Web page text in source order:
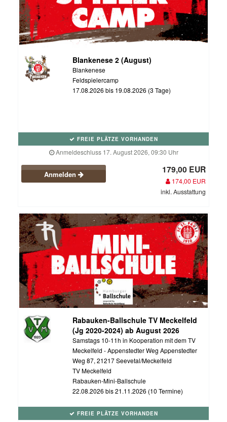
Blankenese 2 (August)
Blankenese
Feldspielercamp
17.08.2026 bis 19.08.2026 (3 Tage)
FREIE PLÄTZE VORHANDEN
Anmeldeschluss 17. August 2026, 09:30 Uhr
Anmelden 179,00 EUR
174,00 EUR
inkl. Ausstattung
Rabauken-Ballschule TV Meckelfeld
(Jg 2020-2024) ab August 2026
Samstags 10-11h in Kooperation mit dem TV
Meckelfeld - Appenstedter Weg Appenstedter
Weg 87, 21217 Seevetal/Meckelfeld
TV Meckelfeld
Rabauken-Mini-Ballschule
22.08.2026 bis 21.11.2026 (10 Termine)
FREIE PLÄTZE VORHANDEN